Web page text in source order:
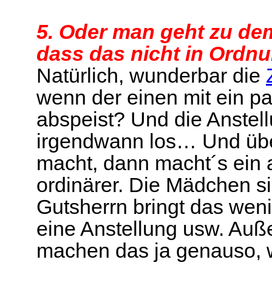
5. Oder man geht zu
dass das nicht in
Natürlich, wunderbar die
wenn der einen mit ein
abspeist? Und die
irgendwann los… Und
macht, dann macht´s
ordinärer. Die Mädchen
Gutsherrn bringt das
eine Anstellung usw.
machen das ja